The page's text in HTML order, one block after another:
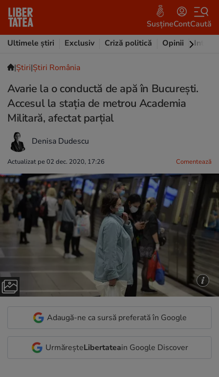
SusțineContCaută
Ultimele știri
Exclusiv Criză politică Opinii
|Ştiri|Știri România
Avarie la o conductă de apă în București.
Accesul la stația de metrou Academia
Militară, afectat parțial
Denisa Dudescu
Actualizat pe 02 dec. 2020, 17:26 Comentează
Adaugă-ne ca sursă preferată în Google
UrmăreșteLibertateain Google Discover